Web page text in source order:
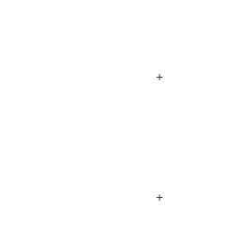
+
+